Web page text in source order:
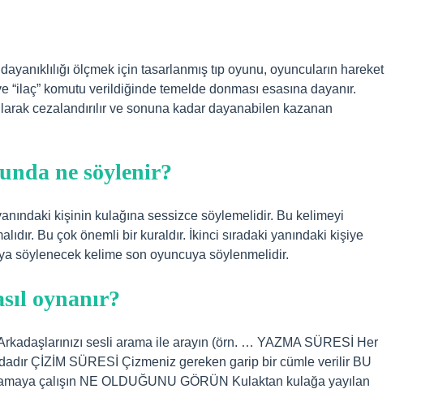
ölçmek için tasarlanmış tıp oyunu, oyuncuların hareket
“ilaç” komutu verildiğinde temelde donması esasına dayanır.
cezalandırılır ve sonuna kadar dayanabilen kazanan
ne söylenir?
kişinin kulağına sessizce söylemelidir. Bu kelimeyi
Bu çok önemli bir kuraldır. İkinci sıradaki yanındaki kişiye
söylenecek kelime son oyuncuya söylenmelidir.
oynanır?
sesli arama ile arayın (örn. … YAZMA SÜRESİ Her
ÇİZİM SÜRESİ Çizmeniz gereken garip bir cümle verilir BU
çalışın NE OLDUĞUNU GÖRÜN Kulaktan kulağa yayılan